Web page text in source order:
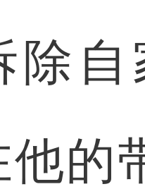
除
他的